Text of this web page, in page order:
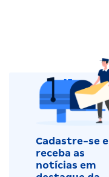
Cadastre-se e
receba as
notícias em